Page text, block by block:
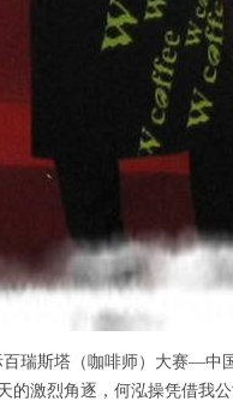
百瑞斯塔（咖啡师）大赛—中
的激烈角逐，何泓操凭借我